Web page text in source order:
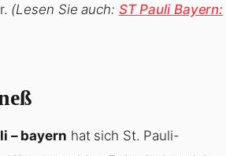
(Lesen Sie auch: ST Pauli Bayern:
– bayern hat sich St. Pauli-